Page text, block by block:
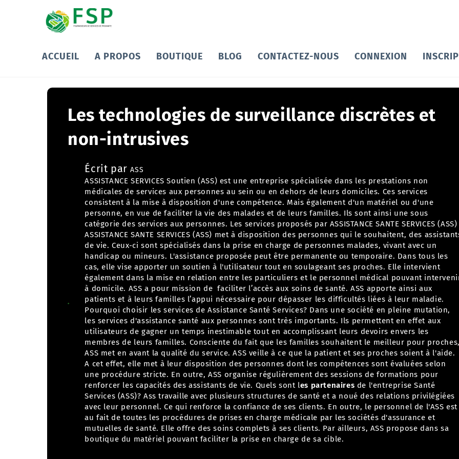
ACCUEIL A PROPOS BOUTIQUE BLOG CONTACTEZ-NOUS CONNEXION
Les technologies de surveillance discrètes et
non-intrusives
Écrit parASS
ASSISTANCE SERVICES Soutien (ASS) est une entreprise spécialisée dans les prestations non
médicales de services aux personnes au sein ou en dehors de leurs domiciles. Ces services
consistent à la mise à disposition d'une compétence. Mais également d'un matériel ou d'une
personne, en vue de faciliter la vie des malades et de leurs familles. Ils sont ainsi une sous
catégorie des services aux personnes. Les services proposés par ASSISTANCE SANTE SERVICES (ASS)
ASSISTANCE SANTE SERVICES (ASS) met à disposition des personnes qui le souhaitent, des
de vie. Ceux-ci sont spécialisés dans la prise en charge de personnes malades, vivant avec un
handicap ou mineurs. L'assistance proposée peut être permanente ou temporaire. Dans tous les
cas, elle vise apporter un soutien à l'utilisateur tout en soulageant ses proches. Elle intervient
également dans la mise en relation entre les particuliers et le personnel médical pouvant
à domicile. ASS a pour mission de faciliter l’accès aux soins de santé.ASS apporte ainsi aux
patients et à leurs familles l’appui nécessaire pour dépasser les difficultés liées à leur maladie.
Pourquoi choisir les services de Assistance Santé Services? Dans une société en pleine mutation,
les services d'assistance santé aux personnes sont très importants. Ils permettent en effet aux
utilisateurs de gagner un temps inestimable tout en accomplissant leurs devoirs envers les
membres de leurs familles. Consciente du fait que les familles souhaitent le meilleur pour proches,
ASS met en avant la qualité du service.ASS veille à ce que la patient et ses proches soient à l'aide.
A cet effet, elle met à leur disposition des personnes dont les compétences sont évaluées selon
une procédure stricte. En outre, ASS organise régulièrement des sessions de formations pour
renforcer les capacités des assistants de vie. Quels sont les partenaires de l'entreprise Santé
Services (ASS)? Ass travaille avec plusieurs structures de santé et a noué des relations privilégiées
avec leur personnel. Ce qui renforce la confiance de ses clients. En outre, le personnel de l'ASS est
au fait de toutes les procédures de prises en charge médicale par les sociétés d'assurance et
mutuelles de santé. Elle offre des soins complets à ses clients. Par ailleurs, ASS propose dans sa
boutique du matériel pouvant faciliter la prise en charge de sa cible.